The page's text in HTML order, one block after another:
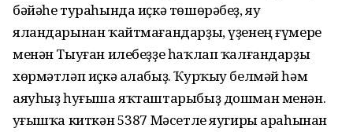
бәйәһе тураһында иҫкә төшөрәбеҙ, яу
яландарынан ҡайтмағандарҙы, үҙенең ғүмере
менән Тыуған илебеҙҙе һаҡлап ҡалғандарҙы
хөрмәтләп иҫкә алабыҙ. Ҡурҡыу белмәй һәм
аяуһыҙ һуғыша яҡташтарыбыҙ дошман менән.
Һуғышҡа киткән 5387 Мәсетле яугиры араһынан